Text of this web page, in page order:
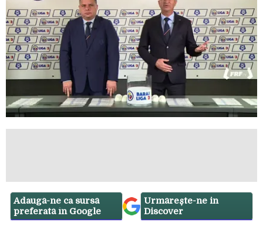
Adaugă-ne ca sursă
preferată în Google
Urmărește-ne in
Discover